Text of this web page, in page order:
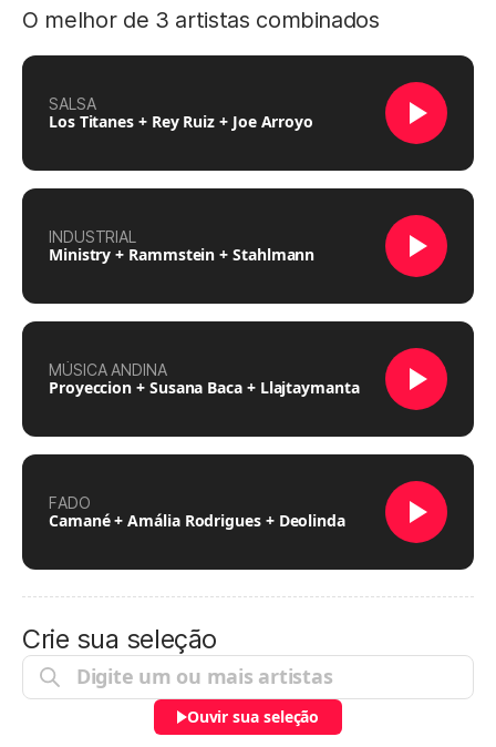
O melhor de 3 artistas combinados
SALSA
Los Titanes + Rey Ruiz + Joe Arroyo
INDUSTRIAL
Ministry + Rammstein + Stahlmann
MÚSICA ANDINA
Proyeccion + Susana Baca + Llajtaymanta
FADO
Camané + Amália Rodrigues + Deolinda
Crie sua seleção
Ouvir sua seleção